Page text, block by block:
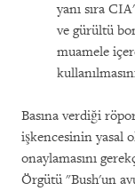
yanı sıra
ve gürültü
muamele
Basına verdiği
işkencesinin yasal
onaylamasını
Örgütü "Bush'un